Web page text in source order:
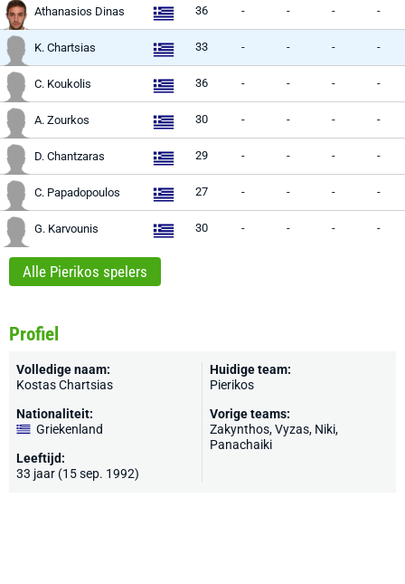
Athanasios Dinas 36 - - - -
K. Chartsias 33 - - - -
C. Koukolis 36 - - - -
A. Zourkos 30 - - - -
D. Chantzaras 29 - - - -
C. Papadopoulos 27 - - - -
G. Karvounis 30 - - - -
Alle Pierikos spelers
Profiel
Volledige naam:
Kostas Chartsias
Nationaliteit:
Griekenland
Leeftijd:
33 jaar (15 sep. 1992)
Huidige team:
Pierikos
Vorige teams:
Zakynthos, Vyzas, Niki,
Panachaiki